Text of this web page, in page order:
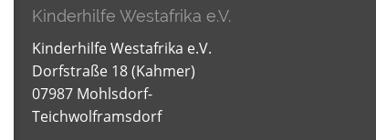
Kinderhilfe Westafrika e.V.
Kinderhilfe Westafrika e.V.
Dorfstraße 18 (Kahmer)
07987 Mohlsdorf-
Teichwolframsdorf